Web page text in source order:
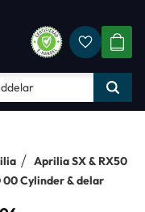
Aprilia SX & RX50
Cylinder & delar